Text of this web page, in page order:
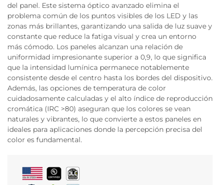
del panel. Este sistema óptico avanzado elimina el
problema común de los puntos visibles de los LED y las
zonas más brillantes, garantizando una salida de luz suave y
constante que reduce la fatiga visual y crea un entorno
más cómodo. Los paneles alcanzan una relación de
uniformidad impresionante superior a 0,9, lo que significa
que la intensidad lumínica permanece notablemente
consistente desde el centro hasta los bordes del dispositivo.
Además, las opciones de temperatura de color
cuidadosamente calculadas y el alto índice de reproducción
cromática (IRC >80) aseguran que los colores se vean
naturales y vibrantes, lo que convierte a estos paneles en
ideales para aplicaciones donde la percepción precisa del
color es fundamental.